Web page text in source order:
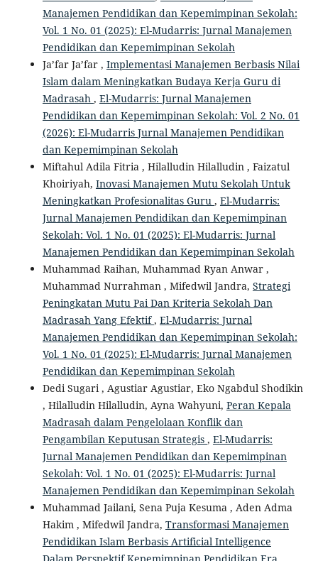
Manajemen Pendidikan dan Kepemimpinan Sekolah:
Vol. 1 No. 01 (2025): El-Mudarris: Jurnal Manajemen
Pendidikan dan Kepemimpinan Sekolah
Ja’far Ja’far , Implementasi Manajemen Berbasis Nilai
Islam dalam Meningkatkan Budaya Kerja Guru di
Madrasah , El-Mudarris: Jurnal Manajemen
Pendidikan dan Kepemimpinan Sekolah: Vol. 2 No. 01
(2026): El-Mudarris Jurnal Manajemen Pendidikan
dan Kepemimpinan Sekolah
Miftahul Adila Fitria , Hilalludin Hilalludin , Faizatul
Khoiriyah, Inovasi Manajemen Mutu Sekolah Untuk
Meningkatkan Profesionalitas Guru , El-Mudarris:
Jurnal Manajemen Pendidikan dan Kepemimpinan
Sekolah: Vol. 1 No. 01 (2025): El-Mudarris: Jurnal
Manajemen Pendidikan dan Kepemimpinan Sekolah
Muhammad Raihan, Muhammad Ryan Anwar ,
Muhammad Nurrahman , Mifedwil Jandra, Strategi
Peningkatan Mutu Pai Dan Kriteria Sekolah Dan
Madrasah Yang Efektif, El-Mudarris: Jurnal
Manajemen Pendidikan dan Kepemimpinan Sekolah:
Vol. 1 No. 01 (2025): El-Mudarris: Jurnal Manajemen
Pendidikan dan Kepemimpinan Sekolah
Dedi Sugari , Agustiar Agustiar, Eko Ngabdul Shodikin
, Hilalludin Hilalludin, Ayna Wahyuni, Peran Kepala
Madrasah dalam Pengelolaan Konflik dan
Pengambilan Keputusan Strategis , El-Mudarris:
Jurnal Manajemen Pendidikan dan Kepemimpinan
Sekolah: Vol. 1 No. 01 (2025): El-Mudarris: Jurnal
Manajemen Pendidikan dan Kepemimpinan Sekolah
Muhammad Jailani, Sena Puja Kesuma , Aden Adma
Hakim , Mifedwil Jandra, Transformasi Manajemen
Pendidikan Islam Berbasis Artificial Intelligence